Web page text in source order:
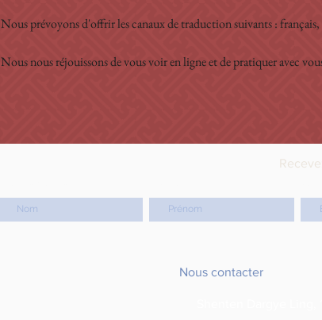
Nous prévoyons d'offrir les canaux de traduction suivants :
Nous nous réjouissons de vous voir en ligne et de pratiquer avec
Nous contacter